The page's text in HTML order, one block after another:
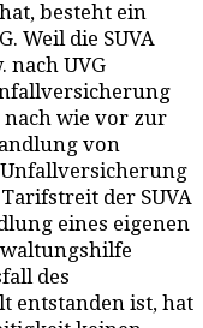
besteht ein
Weil die SUVA
nach UVG
nach wie vor zur
von
der SUVA
eines eigenen
des
entstanden ist, hat